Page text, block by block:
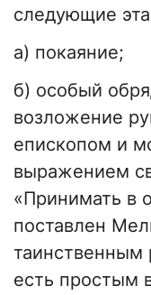
следующие
а) покаяние;
б) особый
возложение
епископом и
выражением
«Принимать в
поставлен
таинственным
есть простым